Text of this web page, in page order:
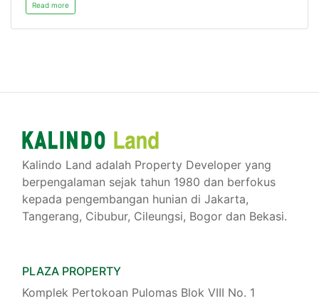
Read more
Kalindo Land adalah Property Developer yang
berpengalaman sejak tahun 1980 dan berfokus
kepada pengembangan hunian di Jakarta,
Tangerang, Cibubur, Cileungsi, Bogor dan Bekasi.
PLAZA PROPERTY
Komplek Pertokoan Pulomas Blok VIII No. 1